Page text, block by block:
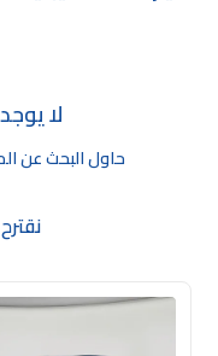
لا
حاول البحث عن